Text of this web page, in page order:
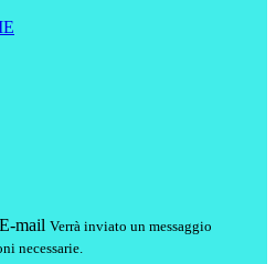
E-mail Verrà inviato un messaggio
necessarie.